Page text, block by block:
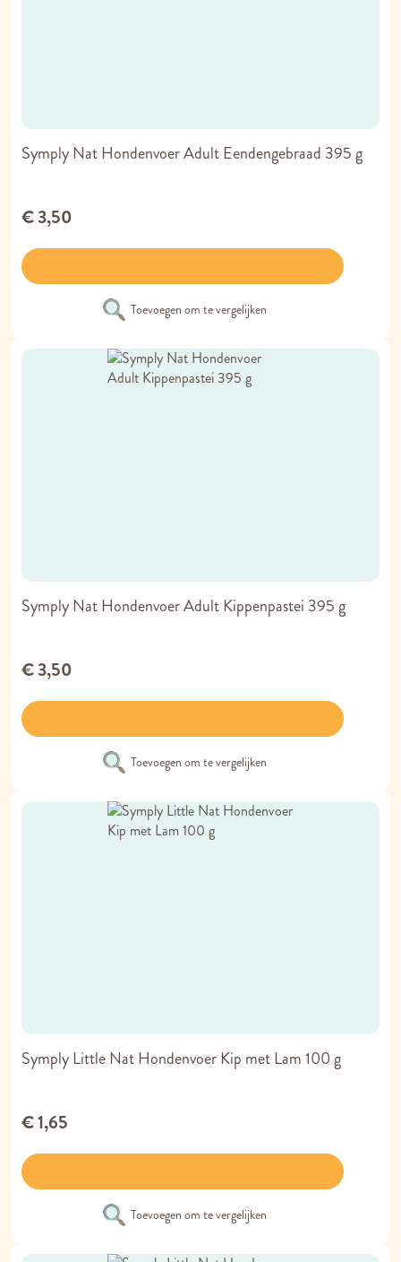
Symply Nat Hondenvoer Adult Eendengebraad 395 g
€ 3,50
Toevoegen om te vergelijken
Symply Nat Hondenvoer Adult Kippenpastei 395 g
€ 3,50
Toevoegen om te vergelijken
Symply Little Nat Hondenvoer Kip met Lam 100 g
€ 1,65
Toevoegen om te vergelijken